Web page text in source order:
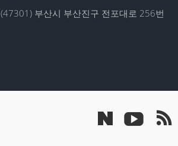
(47301) 부산시 부산진구 전포대로 256번